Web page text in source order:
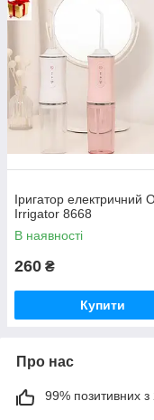
Іригатор електричний
Irrigator 8668
В наявності
260 ₴
Купити
Про нас
99% позитивних з